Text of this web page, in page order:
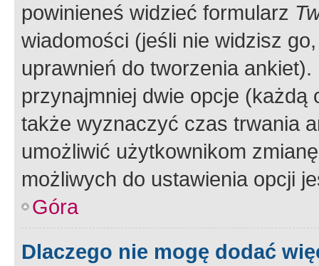
powinieneś widzieć formularz
wiadomości (jeśli nie widzisz
uprawnień do tworzenia
przynajmniej dwie opcje
także wyznaczyć czas trwania
umożliwić użytkownikom
możliwych do ustawienia opcji
Góra
Dlaczego nie mogę dodać